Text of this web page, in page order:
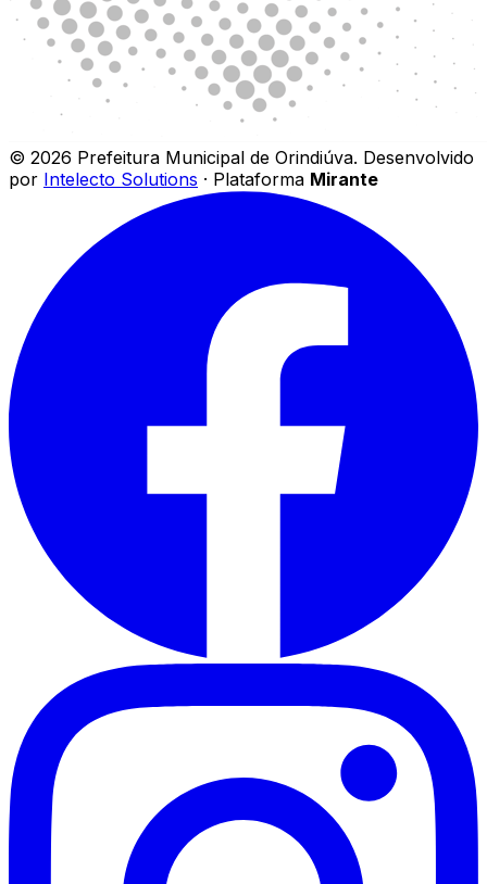
© 2026 Prefeitura Municipal de Orindiúva. Desenvolvido
por Intelecto Solutions · Plataforma Mirante